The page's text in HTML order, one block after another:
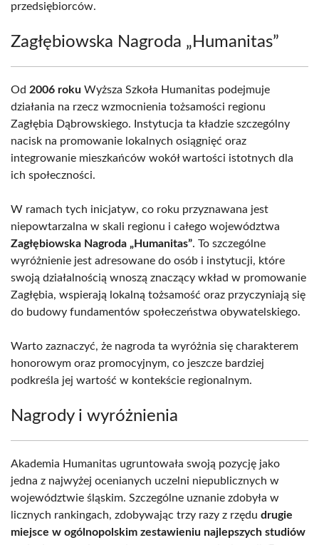
przedsiębiorców.
Zagłębiowska Nagroda „Humanitas”
Od 2006 roku Wyższa Szkoła Humanitas podejmuje
działania na rzecz wzmocnienia tożsamości regionu
Zagłębia Dąbrowskiego. Instytucja ta kładzie szczególny
nacisk na promowanie lokalnych osiągnięć oraz
integrowanie mieszkańców wokół wartości istotnych dla
ich społeczności.
W ramach tych inicjatyw, co roku przyznawana jest
niepowtarzalna w skali regionu i całego województwa
Zagłębiowska Nagroda „Humanitas”. To szczególne
wyróżnienie jest adresowane do osób i instytucji, które
swoją działalnością wnoszą znaczący wkład w promowanie
Zagłębia, wspierają lokalną tożsamość oraz przyczyniają się
do budowy fundamentów społeczeństwa obywatelskiego.
Warto zaznaczyć, że nagroda ta wyróżnia się charakterem
honorowym oraz promocyjnym, co jeszcze bardziej
podkreśla jej wartość w kontekście regionalnym.
Nagrody i wyróżnienia
Akademia Humanitas ugruntowała swoją pozycję jako
jedna z najwyżej ocenianych uczelni niepublicznych w
województwie śląskim. Szczególne uznanie zdobyła w
licznych rankingach, zdobywając trzy razy z rzędu drugie
miejsce w ogólnopolskim zestawieniu najlepszych studiów